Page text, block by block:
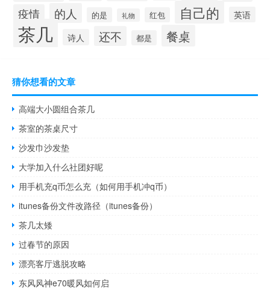
疫情 的人 的是 礼物 红包 自己的 英语
茶几 诗人 还不 都是 餐桌
猜你想看的文章
高端大小圆组合茶几
茶室的茶桌尺寸
沙发巾沙发垫
大学加入什么社团好呢
用手机充q币怎么充（如何用手机冲q币）
itunes备份文件改路径（itunes备份）
茶几太矮
过春节的原因
漂亮客厅逃脱攻略
东风风神e70暖风如何启